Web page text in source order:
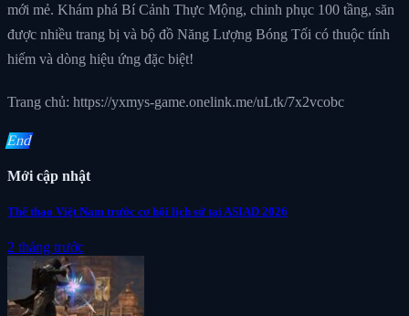
mới mẻ. Khám phá Bí Cảnh Thực Mộng, chinh phục 100 tầng, săn
được nhiều trang bị và bộ đồ Năng Lượng Bóng Tối có thuộc tính
hiếm và dòng hiệu ứng đặc biệt!
Trang chủ: https://yxmys-game.onelink.me/uLtk/7x2vcobc
End
Mới cập nhật
Thể thao Việt Nam trước cơ hội lịch sử tại ASIAD 2026
2 tháng trước